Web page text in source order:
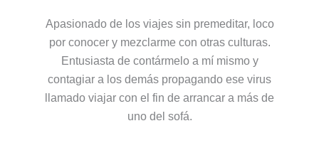
Apasionado de los viajes sin premeditar, loco
por conocer y mezclarme con otras culturas.
Entusiasta de contármelo a mí mismo y
contagiar a los demás propagando ese virus
llamado viajar con el fin de arrancar a más de
uno del sofá.